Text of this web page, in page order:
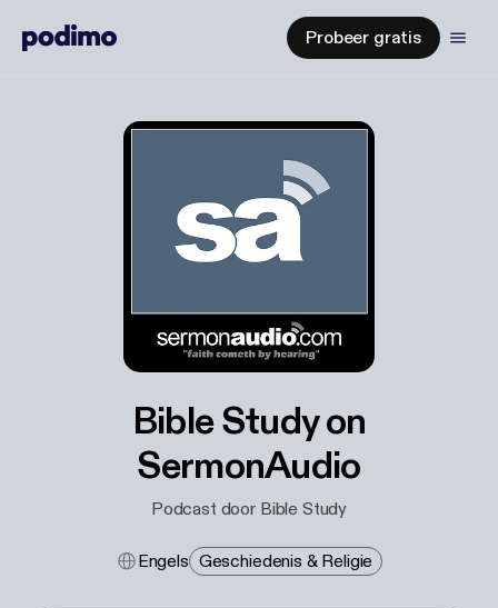
Probeer gratis
Bible Study on
SermonAudio
Podcast door Bible Study
Engels Geschiedenis & Religie